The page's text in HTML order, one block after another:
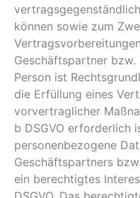
können sowie zum
Geschäftspartner bzw.
Person ist
die Erfüllung eines
vorvertraglicher
b DSGVO erforderlich
personenbezogene
Geschäftspartners
ein berechtigtes